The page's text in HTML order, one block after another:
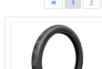
1 2